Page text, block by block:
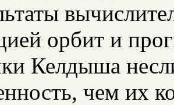
орбит и
Келдыша
чем